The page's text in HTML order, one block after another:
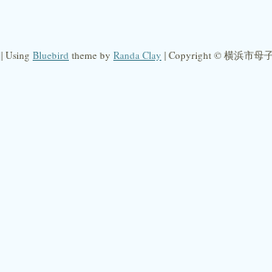
| Using Bluebird theme by Randa Clay | Copyright © 横浜市母